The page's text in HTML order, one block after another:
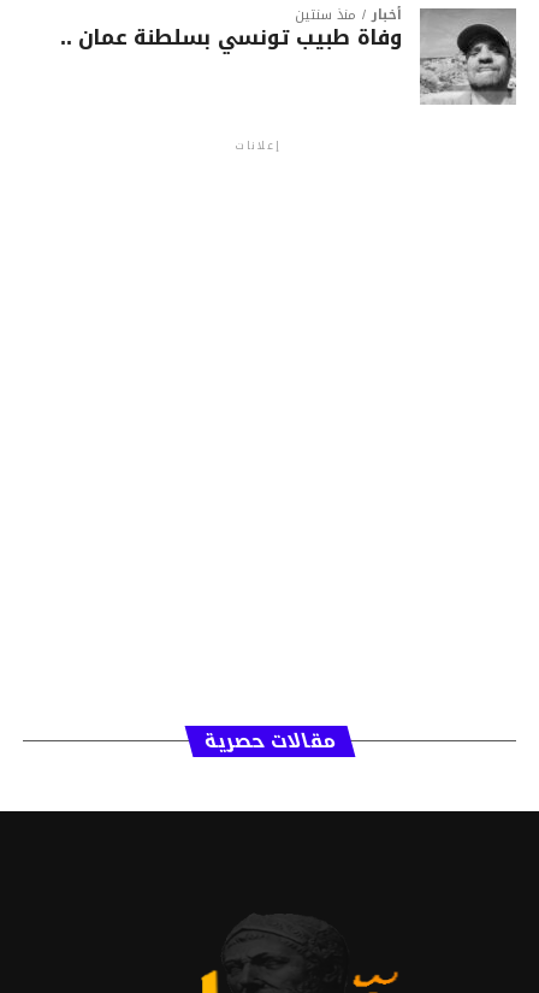
أخبار منذ سنتين
وفاة طبيب تونسي بسلطنة عمان ..
إعلانات
مقالات حصرية